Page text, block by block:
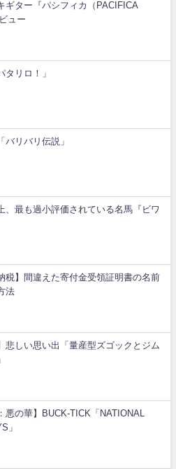
ギター『パシフィカ（PACIFICA
ュー
タリロ！」
バリバリ伝説」
、最も過小評価されている名馬『ビワ
税】間違えた寄付金受領証明書の名前
法
悲しい思い出「量産型ズゴックとジム
悪の華】BUCK-TICK「NATIONAL
」